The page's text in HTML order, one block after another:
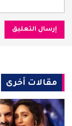
مقالات أخرى